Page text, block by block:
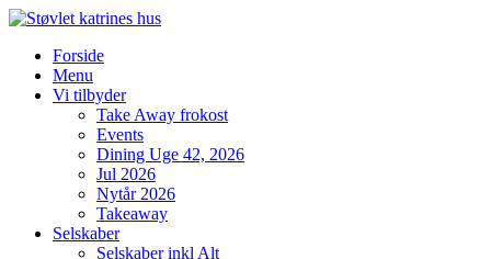
Videre
indholdForside
Menu
Vi tilbyder
Take Away frokost
Events
Dining Uge 42, 2026
Jul 2026
Nytår 2026
Takeaway
Selskaber
Selskaber inkl Alt